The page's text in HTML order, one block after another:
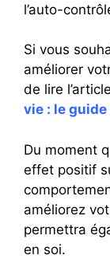
l’auto-
Si vous
améliorer
de lire l’article
vie : le
Du moment
effet positif
améliorez
permettra
en soi.